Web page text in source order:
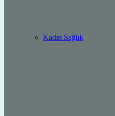
Kadın Sağlık